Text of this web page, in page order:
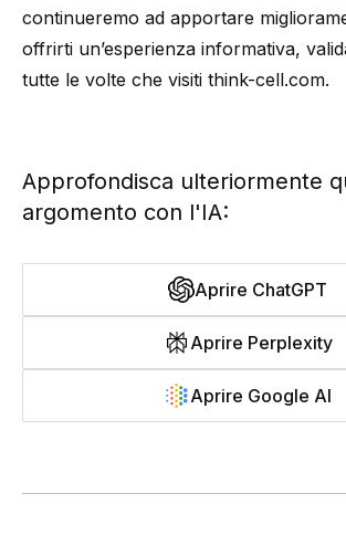
continueremo ad apportare
offrirti un’esperienza informativa,
tutte le volte che visiti think-cell.com.
Approfondisca ulteriormente
argomento con l'IA:
Aprire ChatGPT
Aprire Perplexity
Aprire Google AI